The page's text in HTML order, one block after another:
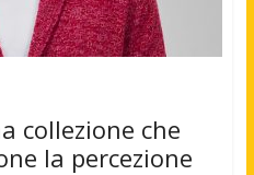
collezione che
la percezione